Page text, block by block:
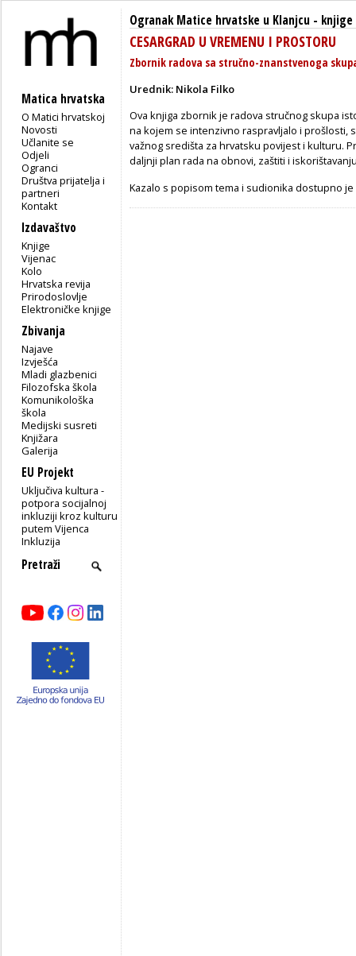
Matica hrvatska
O Matici hrvatskoj
Novosti
Učlanite se
Odjeli
Ogranci
Društva prijatelja i
partneri
Kontakt
Izdavaštvo
Knjige
Vijenac
Kolo
Hrvatska revija
Prirodoslovlje
Elektroničke knjige
Zbivanja
Najave
Izvješća
Mladi glazbenici
Filozofska škola
Komunikološka
škola
Medijski susreti
Knjižara
Galerija
EU Projekt
Uključiva kultura -
potpora socijalnoj
inkluziji kroz kulturu
putem Vijenca
Inkluzija
Ogranak Matice hrvatske u Klanjcu - knjige
CESARGRAD U VREMENU I PROSTORU
Zbornik radova sa stručno-znanstvenoga
Urednik: Nikola Filko
Ova knjiga zbornik je radova stručnog skupa
na kojem se intenzivno raspravljalo i prošlosti,
važnog središta za hrvatsku povijest i kulturu.
daljnji plan rada na obnovi, zaštiti i
Kazalo s popisom tema i sudionika dostupno